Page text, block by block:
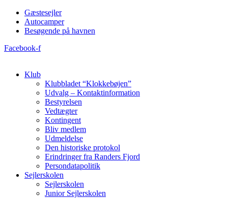
Videre
indhold
Gæstesejler
Autocamper
Besøgende på havnen
Facebook-f
Klub
Klubbladet “Klokkebøjen”
Udvalg – Kontaktinformation
Bestyrelsen
Vedtægter
Kontingent
Bliv medlem
Udmeldelse
Den historiske protokol
Erindringer fra Randers Fjord
Persondatapolitik
Sejlerskolen
Sejlerskolen
Junior Sejlerskolen